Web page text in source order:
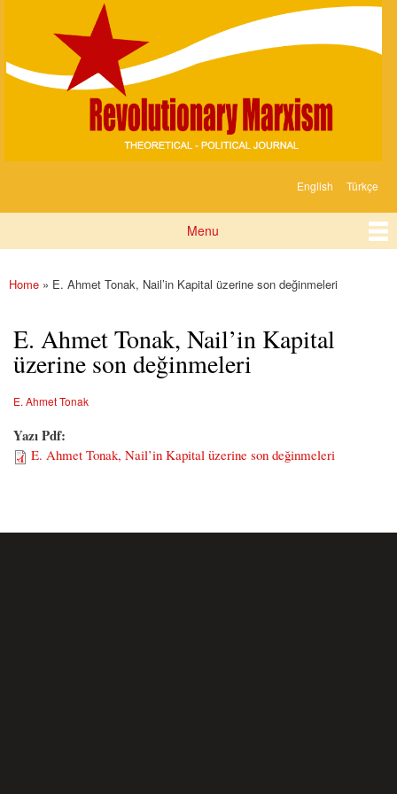
content
Marksizm
English Türkçe
Menu
You are here
Home » E. Ahmet Tonak, Nail’in Kapital üzerine son değinmeleri
E. Ahmet Tonak, Nail’in Kapital
üzerine son değinmeleri
E. Ahmet Tonak
Yazı Pdf:
E. Ahmet Tonak, Nail’in Kapital üzerine son değinmeleri